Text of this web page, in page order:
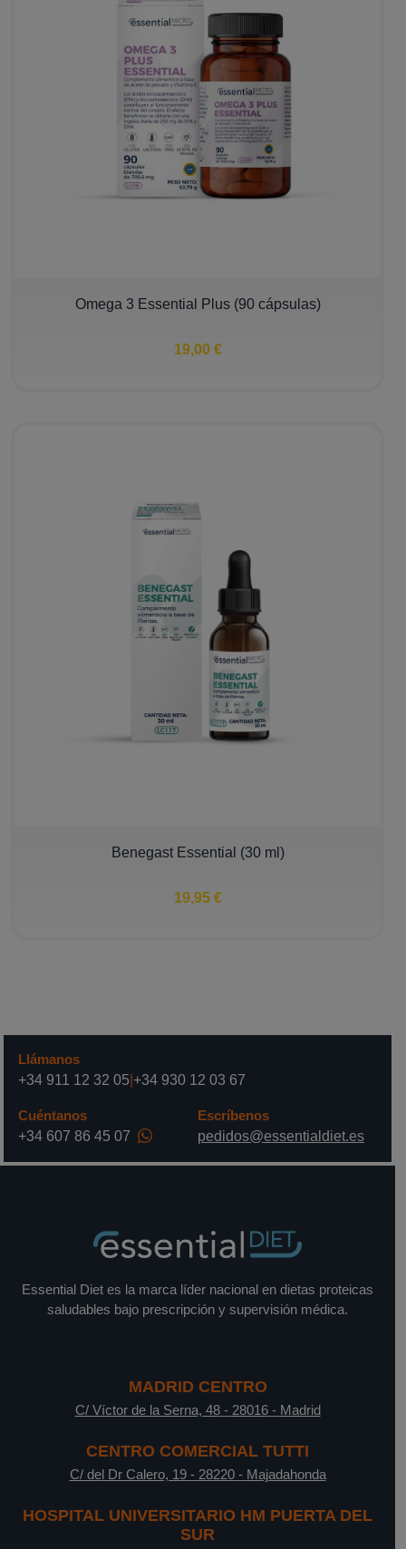
Omega 3 Essential Plus (90 cápsulas)
19,00 €
Benegast Essential (30 ml)
19,95 €
Llámanos
+34 911 12 32 05 +34 930 12 03 67
Cuéntanos
+34 607 86 45 07
Escríbenos
pedidos@essentialdiet.es
Essential Diet es la marca líder nacional en dietas proteicas
saludables bajo prescripción y supervisión médica.
MADRID CENTRO
C/ Víctor de la Serna, 48- 28016- Madrid
CENTRO COMERCIAL TUTTI
C/ del Dr Calero, 19- 28220- Majadahonda
HOSPITAL UNIVERSITARIO HM PUERTA DEL
SUR